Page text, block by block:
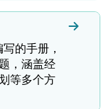
的手册，
，涵盖经
等多个方